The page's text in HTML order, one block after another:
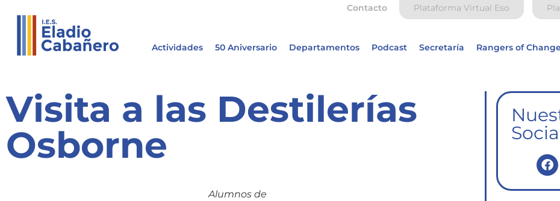
Contacto Plataforma Virtual Eso
Actividades 50 Aniversario Departamentos Podcast Secretaría Rangers of
Visita a las Destilerías
Osborne
Alumnos de